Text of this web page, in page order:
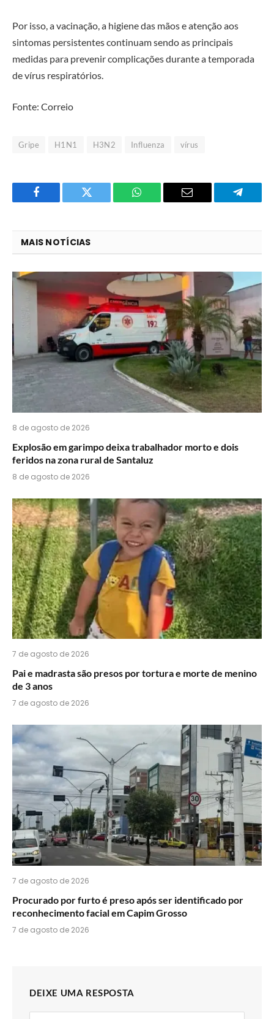
Por isso, a vacinação, a higiene das mãos e atenção aos
sintomas persistentes continuam sendo as principais
medidas para prevenir complicações durante a temporada
de vírus respiratórios.
Fonte: Correio
Gripe H1N1 H3N2 Influenza vírus
Facebook Twitter
O
do
WhatsApp?
E-
MAIS NOTÍCIAS
8 de agosto de 2026
Explosão em garimpo deixa trabalhador morto e dois
feridos na zona rural de Santaluz
8 de agosto de 2026
7 de agosto de 2026
Pai e madrasta são presos por tortura e morte de menino
de 3 anos
7 de agosto de 2026
7 de agosto de 2026
Procurado por furto é preso após ser identificado por
reconhecimento facial em Capim Grosso
7 de agosto de 2026
DEIXE UMA RESPOSTA